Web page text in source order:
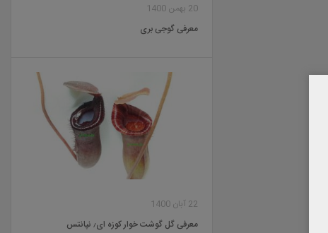
20 بهمن 1400
معرفی گوجی بری
22 آبان 1400
معرفی گل گوشت خوار کوزه ای٫ نپانتس